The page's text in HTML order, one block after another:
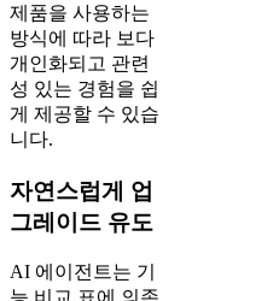
제품을 사용하는
방식에 따라 보다
개인화되고 관련
성 있는 경험을 쉽
게 제공할 수 있습
니다.
자연스럽게 업
그레이드 유도
AI 에이전트는 기